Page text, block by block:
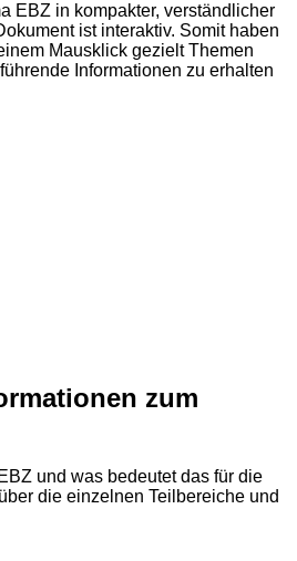
EBZ in kompakter, verständlicher
ist interaktiv. Somit haben
Mausklick gezielt Themen
Informationen zu erhalten
zum
und was bedeutet das für die
die einzelnen Teilbereiche und